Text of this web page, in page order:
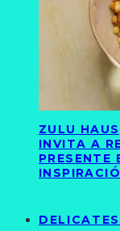
ZULU
INVITA A
PRESENTE